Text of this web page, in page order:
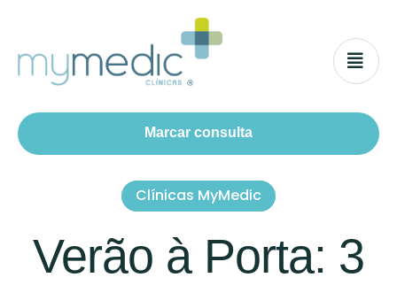
Marcar consulta
Clínicas MyMedic
Verão à Porta: 3